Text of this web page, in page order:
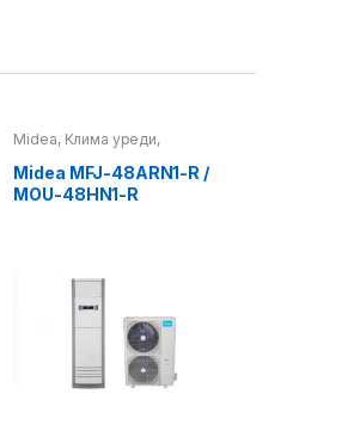
Midea, Клима уреди,
Самостоечки клима уреди
Midea MFJ-48ARN1-R /
MOU-48HN1-R